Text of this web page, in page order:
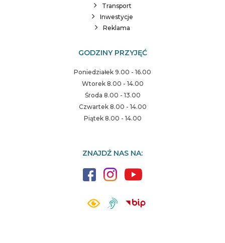
Transport
Inwestycje
Reklama
GODZINY PRZYJĘĆ
Poniedziałek 9.00 - 16.00
Wtorek 8.00 - 14.00
Środa 8.00 - 13.00
Czwartek 8.00 - 14.00
Piątek 8.00 - 14.00
ZNAJDŹ NAS NA: